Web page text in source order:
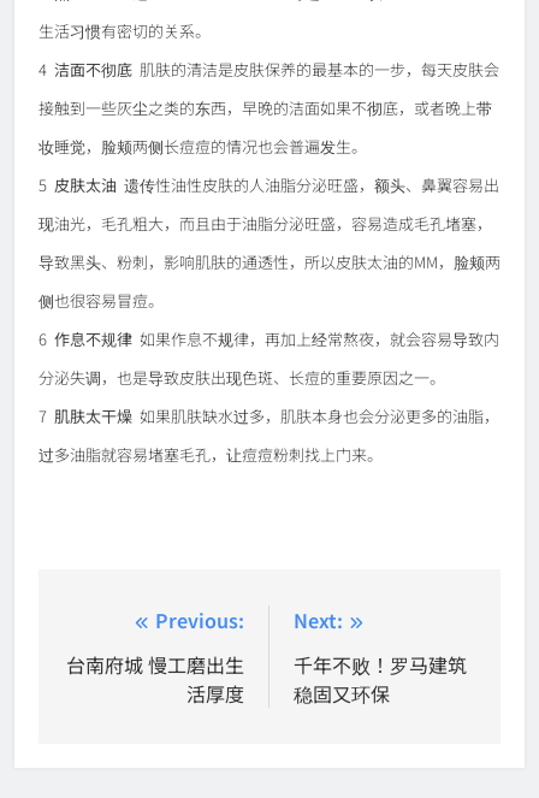
生活习惯有密切的关系。
4 洁面不彻底 肌肤的清洁是皮肤保养的最基本的一步，每天皮肤会
接触到一些灰尘之类的东西，早晚的洁面如果不彻底，或者晚上带
妆睡觉，脸颊两侧长痘痘的情况也会普遍发生。
5 皮肤太油 遗传性油性皮肤的人油脂分泌旺盛，额头、鼻翼容易出
现油光，毛孔粗大，而且由于油脂分泌旺盛，容易造成毛孔堵塞，
导致黑头、粉刺，影响肌肤的通透性，所以皮肤太油的MM，脸颊两
侧也很容易冒痘。
6 作息不规律 如果作息不规律，再加上经常熬夜，就会容易导致内
分泌失调，也是导致皮肤出现色斑、长痘的重要原因之一。
7 肌肤太干燥 如果肌肤缺水过多，肌肤本身也会分泌更多的油脂，
过多油脂就容易堵塞毛孔，让痘痘粉刺找上门来。
navigation
Previous:
台南府城 慢工磨出生
活厚度
Next:
千年不败！罗马建筑
稳固又环保